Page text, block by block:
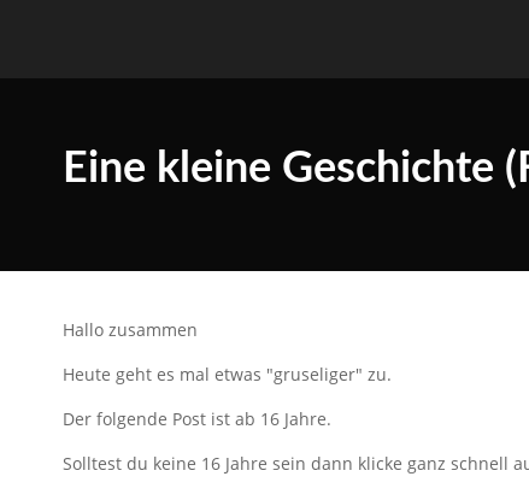
Eine kleine Geschichte
Hallo zusammen
Heute geht es mal etwas "gruseliger" zu.
Der folgende Post ist ab 16 Jahre.
Solltest du keine 16 Jahre sein dann klicke ganz schnell